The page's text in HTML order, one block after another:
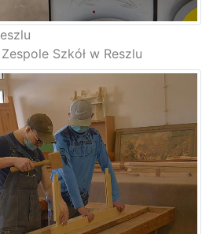
Szkół w Reszlu